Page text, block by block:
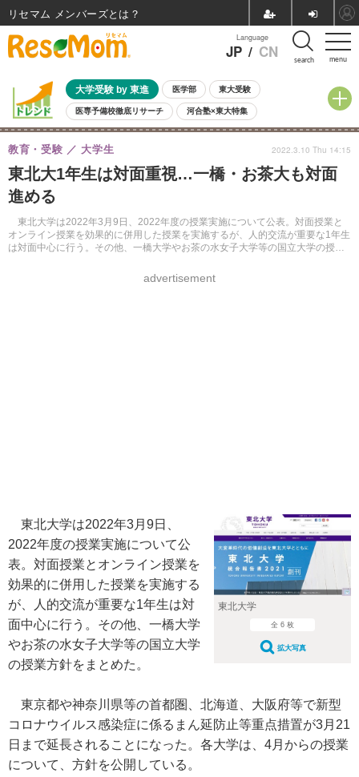
menu
Language
JP / CN search
大学受験 by 東進 医学部 東大受験
医専予備校徹底リサーチ 河合塾×東大特集
親子で考える大学選び 高校受験 中学受験 小学校受験
共通テスト 夏休み
8月開催イベント・WS 全国公立高校 過去問 人気記事
自由研究教材（小学生向け）
東北大1年生は対面重視…一橋・お茶大も対面
進める
東北大学は2022年3月9日、2022年度の授業実施について公表。対面授業と
オンライン授業を効果的に併用した授業を実施するが、人的交流が重要な1年生
は対面中心に行う。その他、一橋大学やお茶の水女子大学等の国立大学の授業
教育・受験 大学生
advertisement
2022.3.10 Thu 14:15
東北大学
全 6 枚
拡大写真
東北大学は2022年3月9日、
2022年度の授業実施について公
表。対面授業とオンライン授業を
効果的に併用した授業を実施する
が、人的交流が重要な1年生は対
面中心に行う。その他、一橋大学
やお茶の水女子大学等の国立大学
の授業方針をまとめた。
東京都や神奈川県等の首都圏、北海道、大阪府等で新型
コロナウイルス感染症に係るまん延防止等重点措置が3月21
日まで延長されることになった。各大学は、4月からの授業
について、方針を公開している。
リセマム メンバーズ